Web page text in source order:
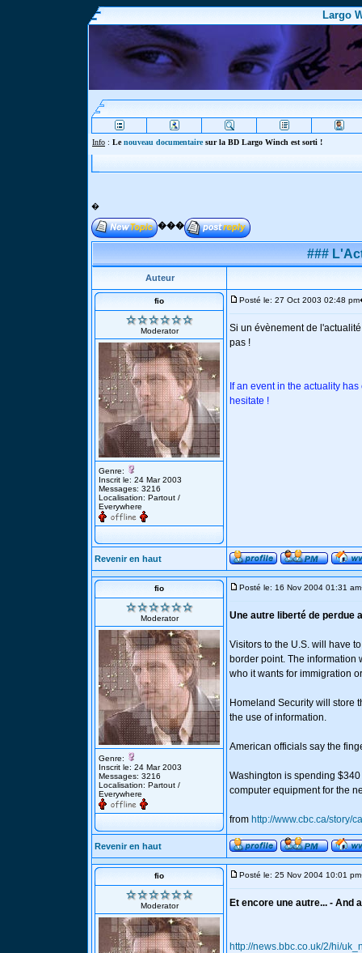
Largo
Info : Lenouveau documentairesur la BD Largo Winch est sorti !
�
���
###
Auteur
fio
Moderator
Genre:
Inscrit le: 24 Mar 2003
Messages: 3216
Localisation: Partout /
Everywhere
Posté le: 27 Oct 2003 02:48 pm
Si un évènement de
pas !
If an event in the actuality
hesitate !
Revenir en haut
fio
Moderator
Genre:
Inscrit le: 24 Mar 2003
Messages: 3216
Localisation: Partout /
Everywhere
Posté le: 16 Nov 2004 01:31 am
Une autre liberté de perdue
Visitors to the U.S. will have
border point. The information
who it wants for immigration
Homeland Security will store
the use of information.
American officials say the
Washington is spending
computer equipment for the
from http://www.cbc.ca/story/
Revenir en haut
fio
Moderator
Posté le: 25 Nov 2004 10:01 pm
Et encore une autre... - And
http://news.bbc.co.uk/2/hi/